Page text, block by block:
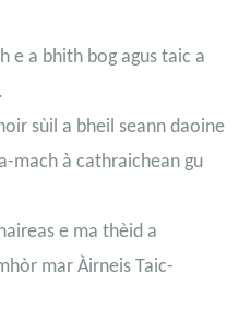
e a bhith bog agus taic a
sùil a bheil seann daoine
mach à cathraichean gu
e ma thèid a
mar Àirneis Taic-